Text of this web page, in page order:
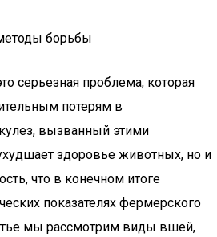
борьбы
серьезная проблема, которая
потерям в
вызванный этими
здоровье животных, но и
что в конечном итоге
показателях фермерского
мы рассмотрим виды вшей,